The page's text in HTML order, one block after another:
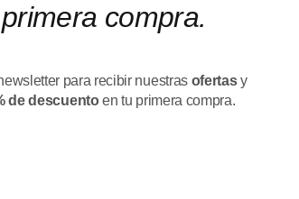
compra.
para recibir nuestras ofertasy
de descuentoen tu primera compra.